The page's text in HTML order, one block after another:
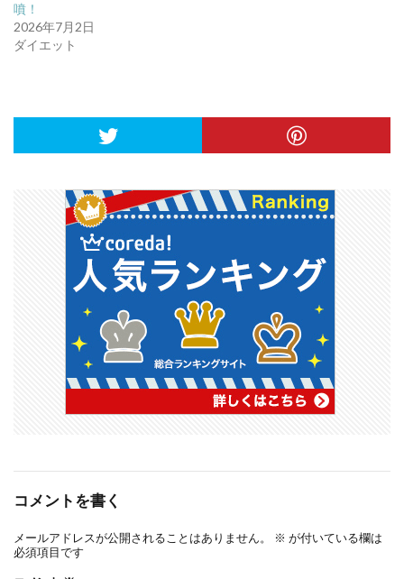
噴！
2026年7月2日
ダイエット
コメントを書く
メールアドレスが公開されることはありません。 ※ が付いている欄は
必須項目です